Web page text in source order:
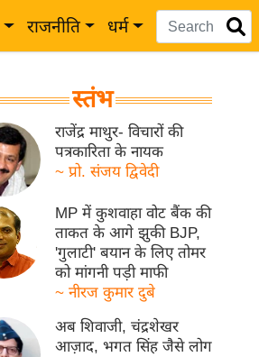
राजनीति धर्म
स्तंभ
राजेंद्र माथुर- विचारों की
पत्रकारिता के नायक
~ प्रो. संजय द्विवेदी
MP में कुशवाहा वोट बैंक की
ताकत के आगे झुकी BJP,
'गुलाटी' बयान के लिए तोमर
को मांगनी पड़ी माफी
~ नीरज कुमार दुबे
अब शिवाजी, चंद्रशेखर
आज़ाद, भगत सिंह जैसे लोग